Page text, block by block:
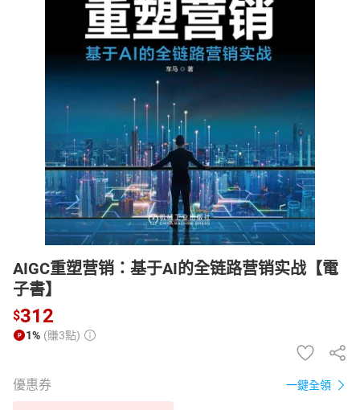
男裝 化妝保養
電子/紙本書
HOT
AIGC重塑营销：基于AI的全链路营销实战【電
子書】
$312
1% (賺3點)
優惠券 一鍵全領